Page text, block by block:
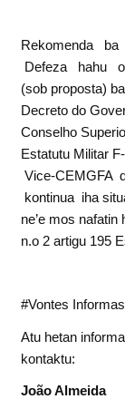
Rekomenda
Defeza hahu
(sob proposta)
Decreto do
Conselho
Estatutu Militar
Vice-CEMGFA
kontinua iha
ne’e mos nafatin
n.o 2 artigu 195
#Vontes
Atu hetan
kontaktu:
João Almeida